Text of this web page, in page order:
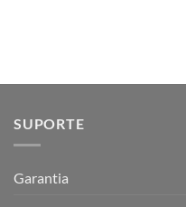
SUPORTE
Garantia